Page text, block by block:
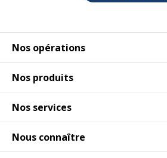
Nos opérations
Nos produits
Nos services
Nous connaître